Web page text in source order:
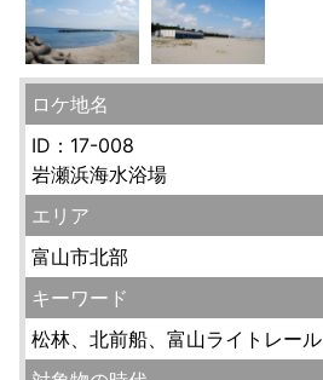
ロケ地名
ID：17-008
岩瀬浜海水浴場
エリア
富山市北部
キーワード
松林、北前船、富山ライトレール